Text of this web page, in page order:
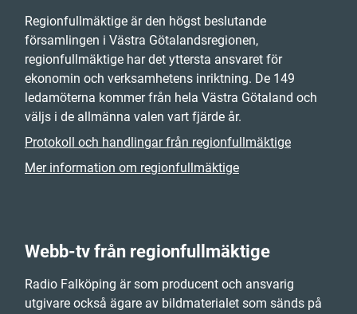
Regionfullmäktige är den högst beslutande
församlingen i Västra Götalandsregionen,
regionfullmäktige har det yttersta ansvaret för
ekonomin och verksamhetens inriktning. De 149
ledamöterna kommer från hela Västra Götaland och
väljs i de allmänna valen vart fjärde år.
Protokoll och handlingar från regionfullmäktige
Mer information om regionfullmäktige
Webb-tv från regionfullmäktige
Radio Falköping är som producent och ansvarig
utgivare också ägare av bildmaterialet som sänds på